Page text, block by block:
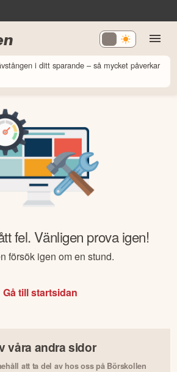
i ditt sparande – så mycket påverkar
fel. Vänligen prova igen!
försök igen om en stund.
Gå till startsidan
våra andra sidor
att ta del av hos oss på Börskollen